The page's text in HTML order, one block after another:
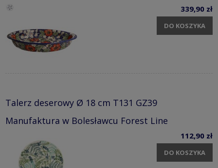
339,90 zł
DO KOSZYKA
Talerz deserowy Ø 18 cm T131 GZ39
Manufaktura w Bolesławcu Forest Line
112,90 zł
DO KOSZYKA